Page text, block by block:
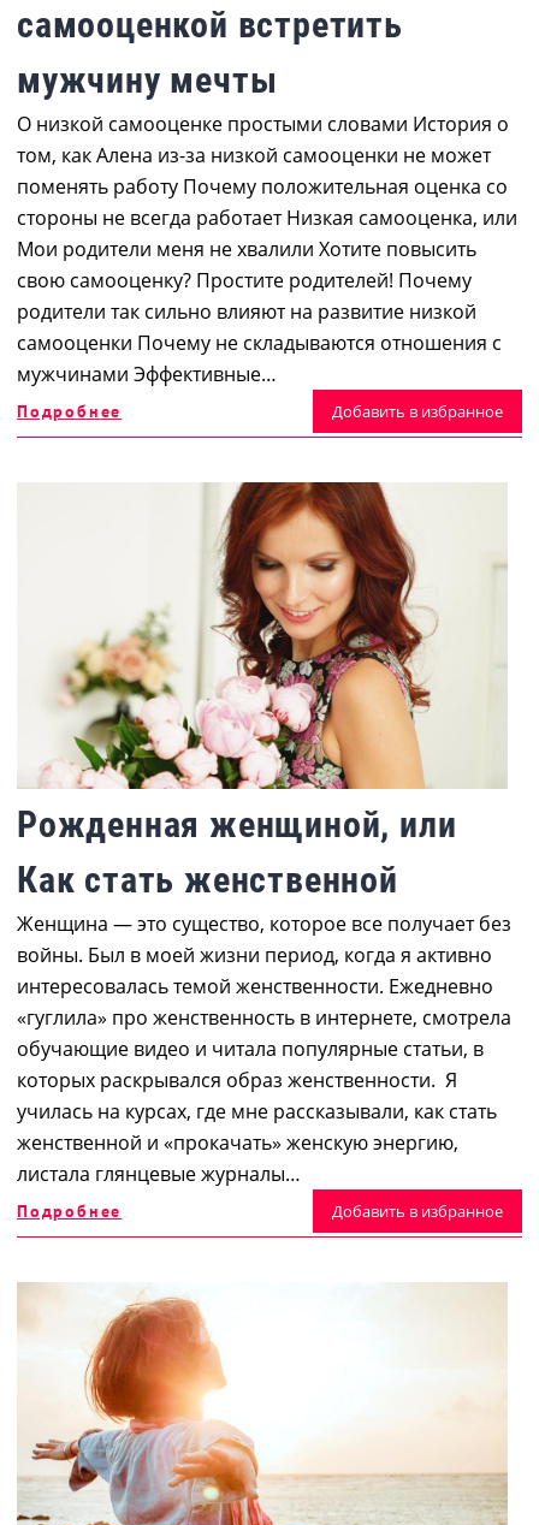
самооценкой встретить
мужчину мечты
О низкой самооценке простыми словами История о
том, как Алена из-за низкой самооценки не может
поменять работу Почему положительная оценка со
стороны не всегда работает Низкая самооценка, или
Мои родители меня не хвалили Хотите повысить
свою самооценку? Простите родителей! Почему
родители так сильно влияют на развитие низкой
самооценки Почему не складываются отношения с
мужчинами Эффективные…
Подробнее Добавить в избранное
Рожденная женщиной, или
Как стать женственной
Женщина ― это существо, которое все получает без
войны. Был в моей жизни период, когда я активно
интересовалась темой женственности. Ежедневно
«гуглила» про женственность в интернете, смотрела
обучающие видео и читала популярные статьи, в
которых раскрывался образ женственности. Я
училась на курсах, где мне рассказывали, как стать
женственной и «прокачать» женскую энергию,
листала глянцевые журналы…
Подробнее Добавить в избранное